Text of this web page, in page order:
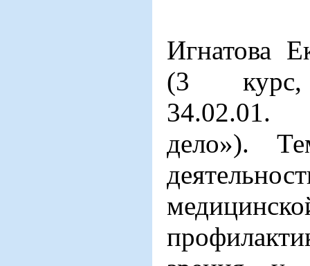
Игнатова
(3 курс,
34.02.01.
дело»).